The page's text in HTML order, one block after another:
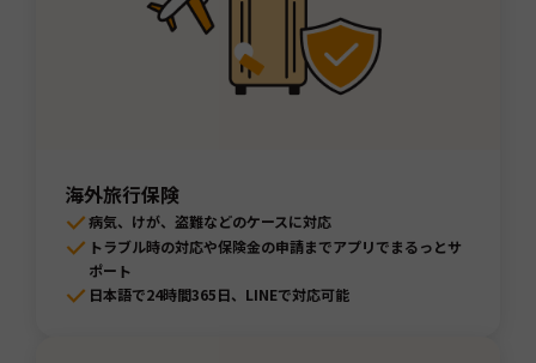
海外旅行保険
病気、けが、盗難などのケースに対応
トラブル時の対応や保険金の申請までアプリでまるっとサ
ポート
日本語で24時間365日、LINEで対応可能